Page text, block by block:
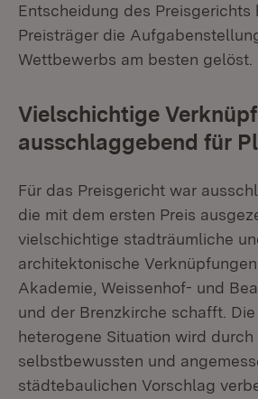
Entscheidung des Preisgerichts
Preisträger die
Wettbewerbs am besten gelöst.
Vielschichtige
ausschlaggebend für
Für das Preisgericht war
die mit dem ersten Preis
vielschichtige stadträumliche
architektonische
Akademie, Weissenhof- und
und der Brenzkirche schafft.
heterogene Situation wird durch
selbstbewussten und
städtebaulichen Vorschlag